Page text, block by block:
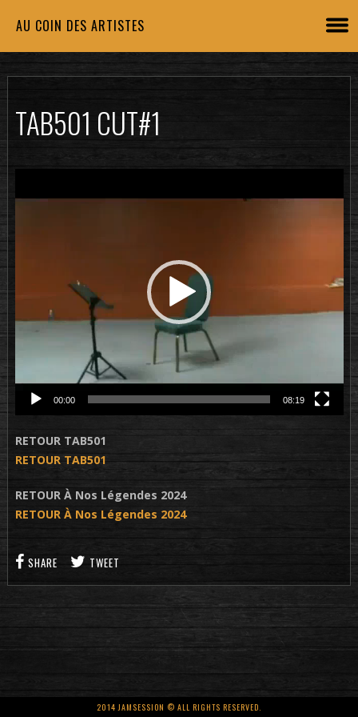
AU COIN DES ARTISTES
TAB501 CUT#1
vidéo
00:00 08:19
RETOUR TAB501
RETOUR TAB501
RETOUR À Nos Légendes 2024
RETOUR À Nos Légendes 2024
SHARE TWEET
2014 JAMSESSION © ALL RIGHTS RESERVED.